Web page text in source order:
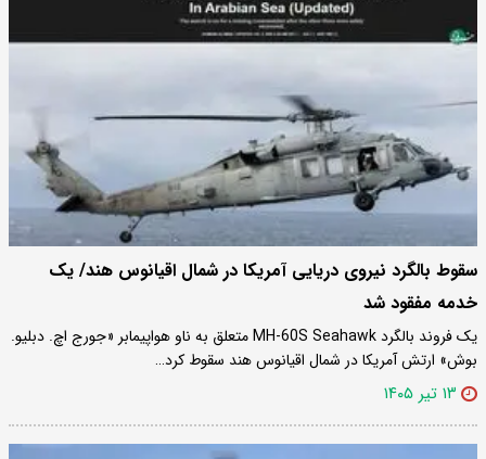
سقوط بالگرد نیروی دریایی آمریکا در شمال اقیانوس هند/ یک
خدمه مفقود شد
یک فروند بالگرد MH-60S Seahawk متعلق به ناو هواپیمابر «جورج اچ. دبلیو.
بوش» ارتش آمریکا در شمال اقیانوس هند سقوط کرد…
۱۳ تیر ۱۴۰۵